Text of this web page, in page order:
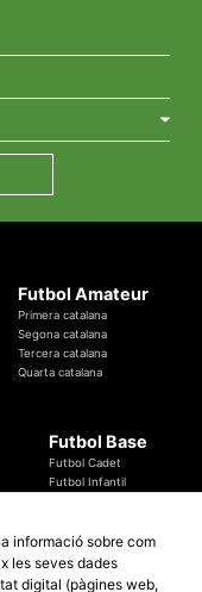
Futbol Amateur
Primera catalana
Segona catalana
Tercera catalana
Quarta catalana
Futbol Base
Futbol Cadet
Futbol Infantil
informació sobre com
les seves dades
digital (pàgines web,